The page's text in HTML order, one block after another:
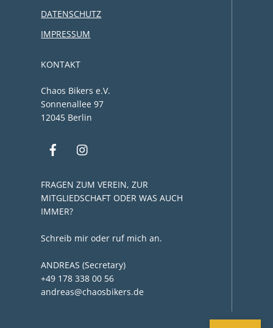
DATENSCHUTZ
IMPRESSUM
KONTAKT
Chaos Bikers e.V.
Sonnenallee 97
12045 Berlin
FRAGEN ZUM VEREIN, ZUR
MITGLIEDSCHAFT ODER WAS AUCH
IMMER?
Schreib mir oder ruf mich an.
ANDREAS (Secretary)
+49 178 338 00 56
andreas@chaosbikers.de